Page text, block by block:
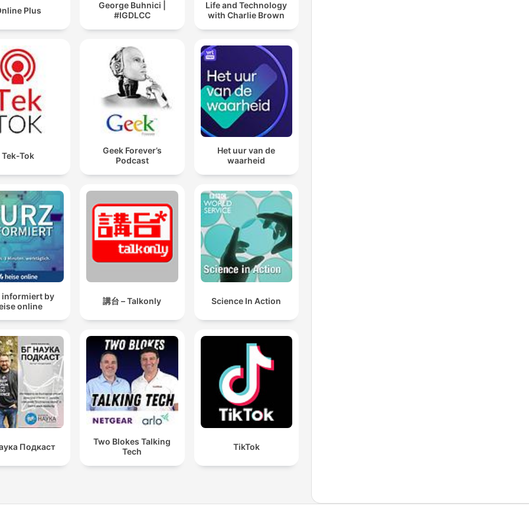
Plus
George Buhnici |
#IGDLCC
Life and Technology
with Charlie Brown
Tek-Tok
Geek Forever’s
Podcast
Het uur van de
waarheid
informiert by
online
講台 – Talkonly Science In Action
Подкаст
Two Blokes Talking
Tech
TikTok